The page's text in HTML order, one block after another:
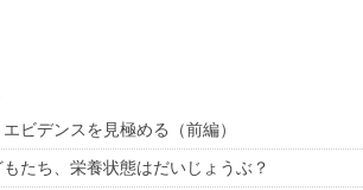
ビデンスを見極める（前編）
たち、栄養状態はだいじょうぶ？